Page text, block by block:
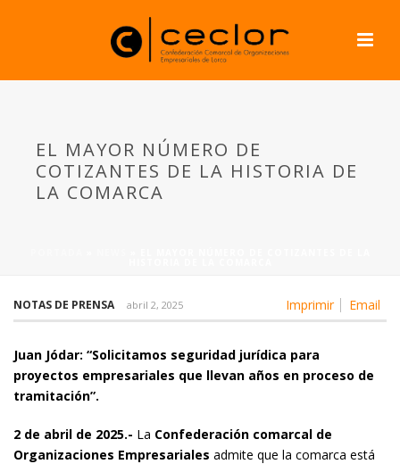
EL MAYOR NÚMERO DE
COTIZANTES DE LA HISTORIA DE
LA COMARCA
Imprimir Email
NOTAS DE PRENSA abril 2, 2025
Juan Jódar: “Solicitamos seguridad jurídica para
proyectos empresariales que llevan años en proceso de
tramitación”.
2 de abril de 2025.- La Confederación comarcal de
Organizaciones Empresariales admite que la comarca está